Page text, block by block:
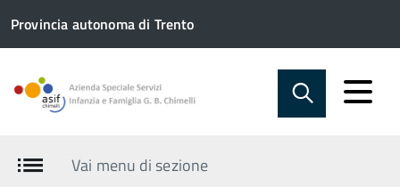
Provincia autonoma di Trento
Vai menu di sezione